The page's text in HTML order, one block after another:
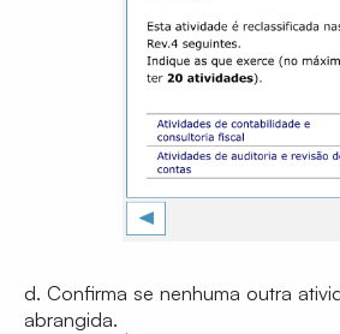
d. Confirma se nenhuma outra
abrangida.